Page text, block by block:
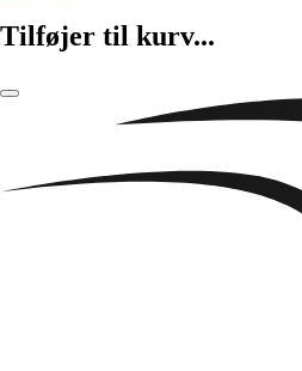
Tilføjer til kurv...